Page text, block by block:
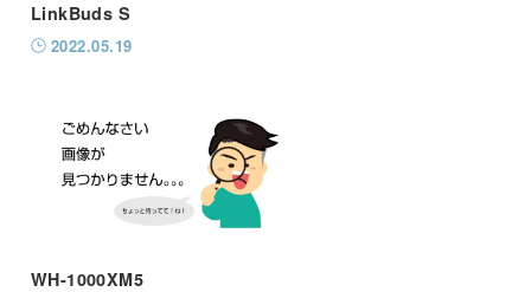
LinkBuds S
2022.05.19
WH-1000XM5